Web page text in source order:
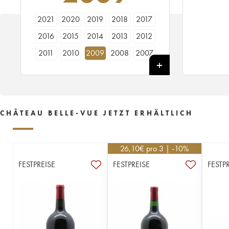
2021 2020 2019 2018
2017
2016
2015 2014 2013
2012
2011
2010 2009 2008
2007
CHÂTEAU BELLE-VUE JETZT ERHÄLTLICH
FESTPREISE
26,10€ pro 3 | -10%
FESTPREISE